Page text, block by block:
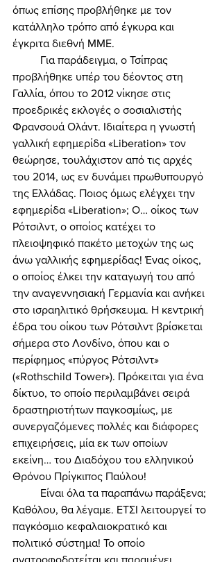
όπως επίσης προβλήθηκε με τον
κατάλληλο τρόπο από έγκυρα και
έγκριτα διεθνή ΜΜΕ.
προβλήθηκε υπέρ του δέοντος στη
Γαλλία, όπου το 2012 νίκησε στις
προεδρικές εκλογές ο σοσιαλιστής
Φρανσουά Ολάντ. Ιδιαίτερα η γνωστή
γαλλική εφημερίδα «Liberation» τον
θεώρησε, τουλάχιστον από τις αρχές
του 2014, ως εν δυνάμει πρωθυπουργό
της Ελλάδας. Ποιος όμως ελέγχει την
εφημερίδα «Liberation»; Ο… οίκος των
Ρότσιλντ, ο οποίος κατέχει το
πλειοψηφικό πακέτο μετοχών της ως
άνω γαλλικής εφημερίδας! Ένας οίκος,
ο οποίος έλκει την καταγωγή του από
την αναγεννησιακή Γερμανία και ανήκει
στο ισραηλιτικό θρήσκευμα. Η κεντρική
έδρα του οίκου των Ρότσιλντ βρίσκεται
σήμερα στο Λονδίνο, όπου και ο
περίφημος «πύργος Ρότσιλντ»
(«Rothschild Tower»). Πρόκειται για ένα
δίκτυο, το οποίο περιλαμβάνει σειρά
δραστηριοτήτων παγκοσμίως, με
συνεργαζόμενες πολλές και διάφορες
επιχειρήσεις, μία εκ των οποίων
εκείνη… του Διαδόχου του ελληνικού
Θρόνου Πρίγκιπος Παύλου!
Καθόλου, θα λέγαμε. ΕΤΣΙ λειτουργεί το
παγκόσμιο κεφαλαιοκρατικό και
πολιτικό σύστημα! Το οποίο
ανατροφοδοτείται και παραμένει